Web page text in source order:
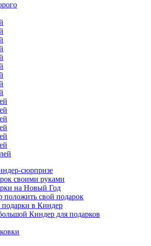
сюрпризе
своими руками
на Новый Год
положить свой подарок
подарки в Киндер
Киндер для подарков